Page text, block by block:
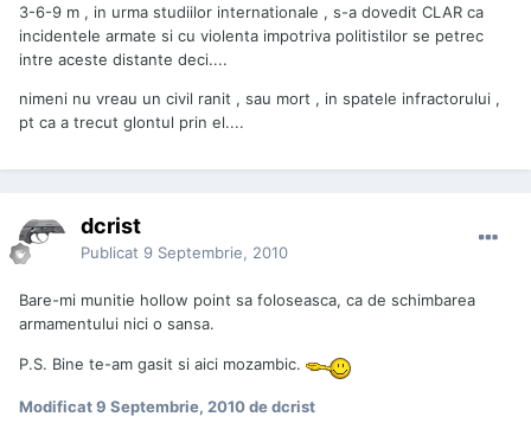
3-6-9 m , in urma studiilor internationale , s-a dovedit CLAR ca
incidentele armate si cu violenta impotriva politistilor se petrec
intre aceste distante deci....
nimeni nu vreau un civil ranit , sau mort , in spatele infractorului ,
pt ca a trecut glontul prin el....
dcrist
Publicat 9 Septembrie, 2010
Bare-mi munitie hollow point sa foloseasca, ca de schimbarea
armamentului nici o sansa.
P.S. Bine te-am gasit si aici mozambic.
Modificat9 Septembrie, 2010de dcrist